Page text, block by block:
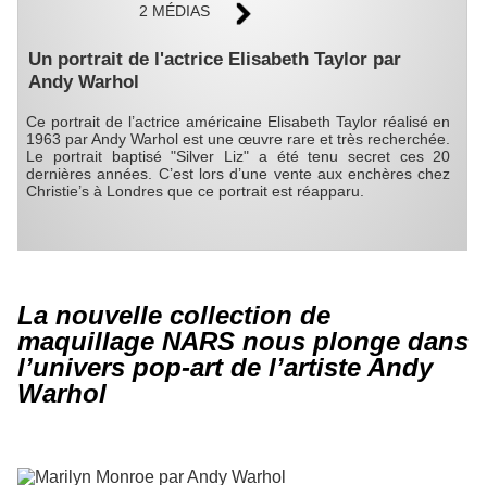
2 MÉDIAS
Un portrait de l'actrice Elisabeth Taylor par
Andy Warhol
Ce portrait de l’actrice américaine Elisabeth Taylor réalisé en
1963 par Andy Warhol est une œuvre rare et très recherchée.
Le portrait baptisé "Silver Liz" a été tenu secret ces 20
dernières années. C’est lors d’une vente aux enchères chez
Christie’s à Londres que ce portrait est réapparu.
La nouvelle collection de
maquillage NARS nous plonge dans
l’univers pop-art de l’artiste Andy
Warhol